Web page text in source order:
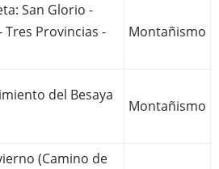
San Glorio -
Tres Provincias -
Montañismo
del Besaya
Montañismo
(Camino de